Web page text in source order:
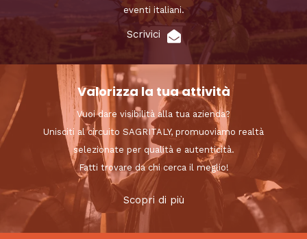
eventi italiani.
Scrivici
Valorizza la tua attività
Vuoi dare visibilità alla tua azienda?
Unisciti al circuito SAGRITALY, promuoviamo realtà
selezionate per qualità e autenticità.
Fatti trovare da chi cerca il meglio!
Scopri di più